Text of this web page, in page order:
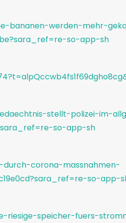
bananen-werden-mehr-
so-app-sh
stellt-polizei-im-
so-app-sh
corona-massnahmen-
so-app-
riesige-speicher-fuers-